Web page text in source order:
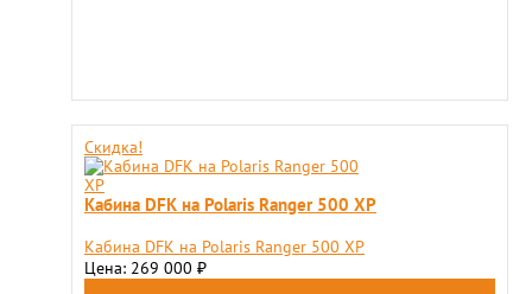
Скидка!
Кабина DFK на Polaris Ranger 500 XP
Кабина DFK на Polaris Ranger 500 XP
Цена: 269 000 ₽